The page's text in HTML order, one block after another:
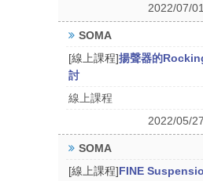
2022/07/01
SOMA
[線上課程]揚聲器的
討
線上課程
2022/05/27
SOMA
[線上課程]FINE